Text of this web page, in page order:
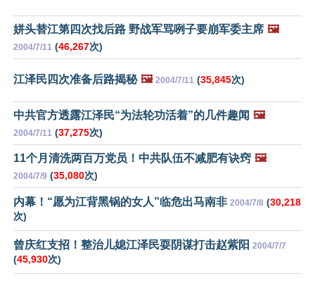
姘头替江第四次找后路 野战军骂咧子要崩军委主席 🖼️
2004/7/11 (46,267次)
江泽民四次准备后路揭秘 🖼️ 2004/7/11 (35,845次)
中共官方透露江泽民“为法轮功活着”的几件趣闻 🖼️
2004/7/11 (37,275次)
11个月清洗两百万党员！中共队伍不减肥有诀窍 🖼️
2004/7/9 (35,080次)
内幕！“愿为江背黑锅的女人”临危出马南非 2004/7/8 (30,218
次)
曾庆红支招！整治儿媳江泽民耍阴谋打击赵紫阳 2004/7/7
(45,930次)